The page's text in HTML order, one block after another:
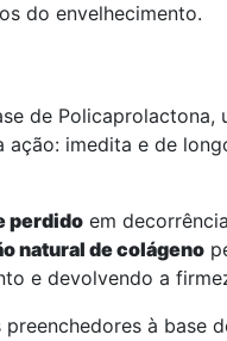
do envelhecimento.
de Policaprolactona,
imedita e de
perdido em
natural de colágeno
e devolvendo a
à base